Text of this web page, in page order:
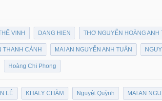
VINH DANG HIEN THƠ NGUYỄN HOÀNG ANH
THANH CẢNH MAI AN NGUYỄN ANH TUẤN
Hoàng Chi Phong
LÊ KHALY CHÀM Nguyệt Quỳnh MAI AN